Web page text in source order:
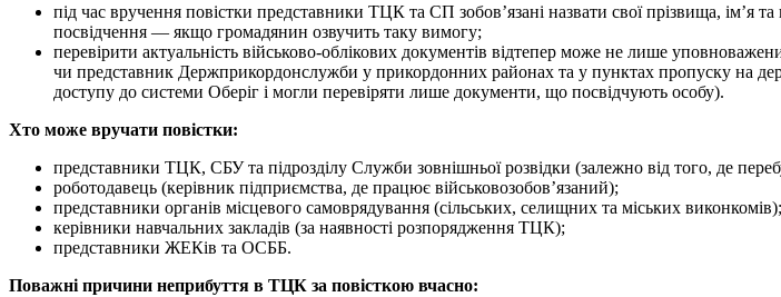
під час вручення повістки представники ТЦК та СП зобов’язані назвати свої прізвища, ім’я
посвідчення — якщо громадянин озвучить таку вимогу;
перевірити актуальність військово-облікових документів відтепер може не лише
чи представник Держприкордонслужби у прикордонних районах та у пунктах пропуску на
доступу до системи Оберіг і могли перевіряти лише документи, що посвідчують особу).
Хто може вручати повістки:
представники ТЦК, СБУ та підрозділу Служби зовнішньої розвідки (залежно від того, де
роботодавець (керівник підприємства, де працює військовозобов’язаний);
представники органів місцевого самоврядування (сільських, селищних та міських виконкомів);
керівники навчальних закладів (за наявності розпорядження ТЦК);
представники ЖЕКів та ОСББ.
Поважні причини неприбуття в ТЦК за повісткою вчасно: